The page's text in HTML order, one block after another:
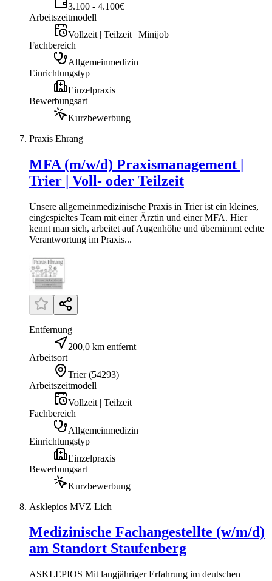
3.100 - 4.100€
Arbeitszeitmodell
Vollzeit | Teilzeit | Minijob
Fachbereich
Allgemeinmedizin
Einrichtungstyp
Einzelpraxis
Bewerbungsart
Kurzbewerbung
Praxis Ehrang
MFA (m/w/d) Praxismanagement |
Trier | Voll- oder Teilzeit
Unsere allgemeinmedizinische Praxis in Trier ist ein kleines,
eingespieltes Team mit einer Ärztin und einer MFA. Hier
kennt man sich, arbeitet auf Augenhöhe und übernimmt echte
Verantwortung im Praxis...
Entfernung
200,0 km entfernt
Arbeitsort
Trier (54293)
Arbeitszeitmodell
Vollzeit | Teilzeit
Fachbereich
Allgemeinmedizin
Einrichtungstyp
Einzelpraxis
Bewerbungsart
Kurzbewerbung
Asklepios MVZ Lich
Medizinische Fachangestellte (w/m/d)
am Standort Staufenberg
ASKLEPIOS Mit langjähriger Erfahrung im deutschen